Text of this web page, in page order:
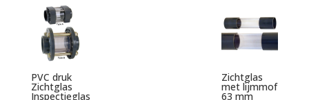
PVC druk
Zichtglas
Inspectieglas
Zichtglas
met lijmmof
63 mm